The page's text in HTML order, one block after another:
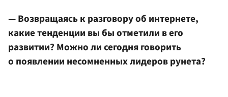
— Возвращаясь к разговору об интернете,
какие тенденции вы бы отметили в его
развитии? Можно ли сегодня говорить
о появлении несомненных лидеров рунета?